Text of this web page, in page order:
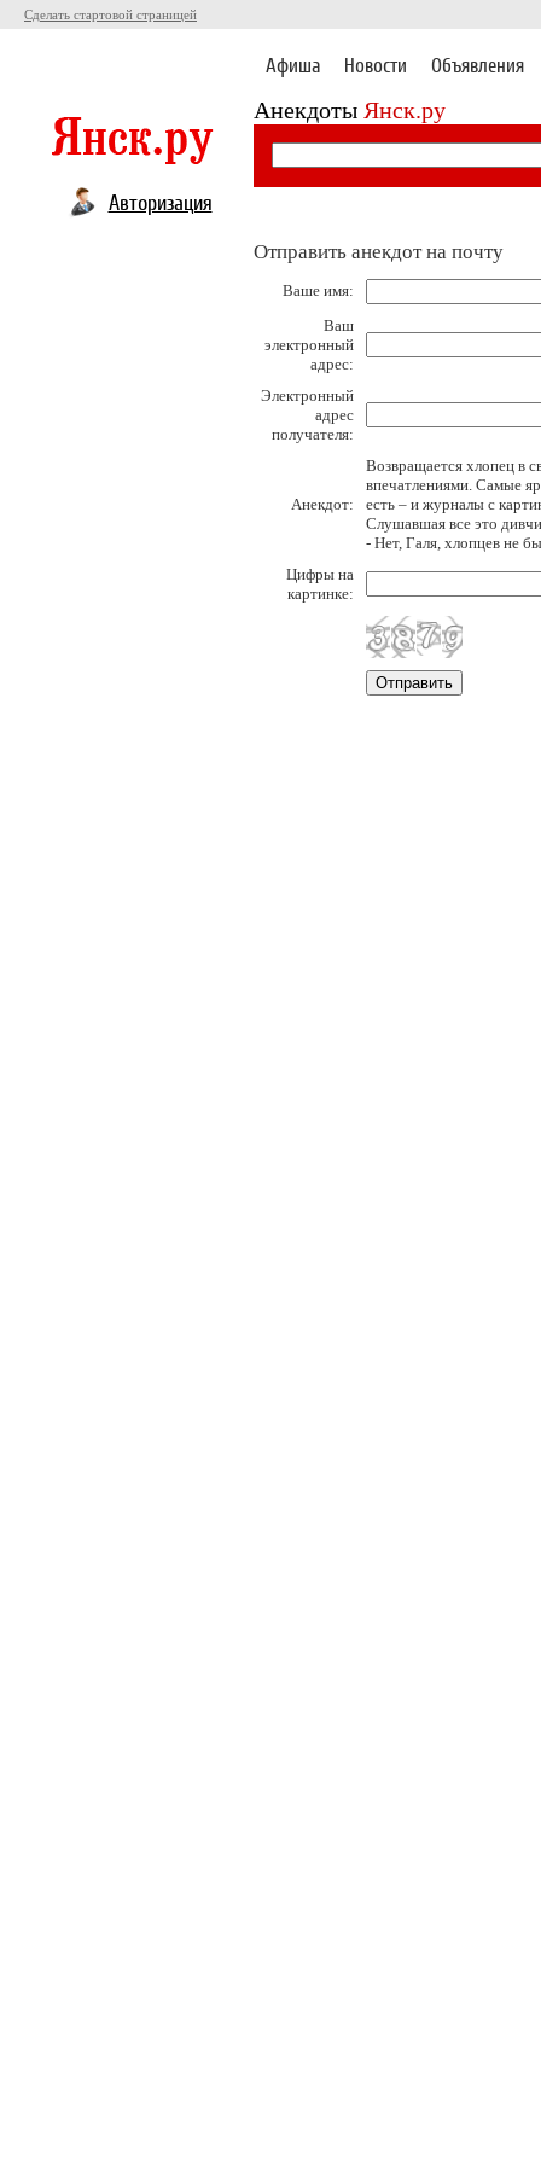
Сделать стартовой страницей
Афиша Новости Объявления
Анекдоты Янск.ру
Авторизация
Отправить анекдот на почту
Ваше имя:
Ваш
электронный
адрес:
Электронный
адрес
получателя:
Анекдот:
Возвращается хлопец в
впечатлениями. Самые
есть – и журналы с
Слушавшая все это
- Нет, Галя, хлопцев не
Цифры на
картинке: